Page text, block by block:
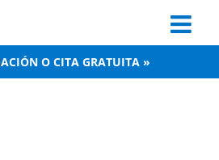
O CITA GRATUITA »